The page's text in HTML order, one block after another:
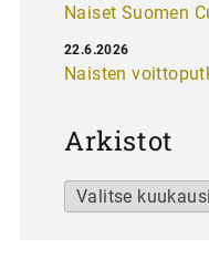
Naiset Suomen
Naisten
22.6.2026
Arkistot
Arkistot